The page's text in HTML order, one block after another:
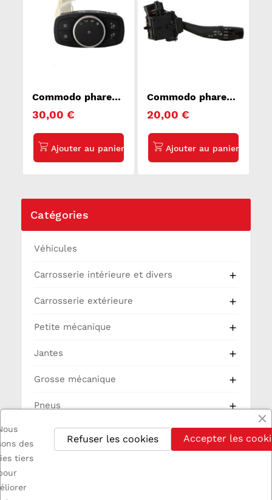
Commodo phare
30,00 €
Commodo phare
20,00 €
Catégories
Véhicules
Carrosserie intérieure et divers 
Carrosserie extérieure 
Petite mécanique 
Jantes 
Grosse mécanique 
Pneus 
Partie Cycle
des
tiers
Accepter les
Refuser les cookies